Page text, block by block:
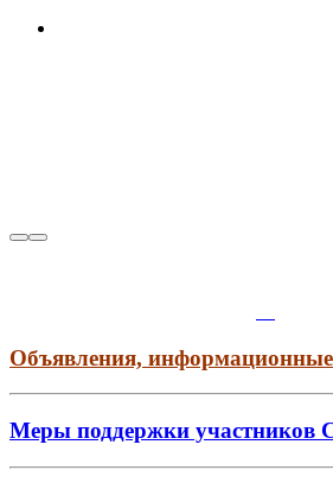
Объявления,
Меры поддержки участников